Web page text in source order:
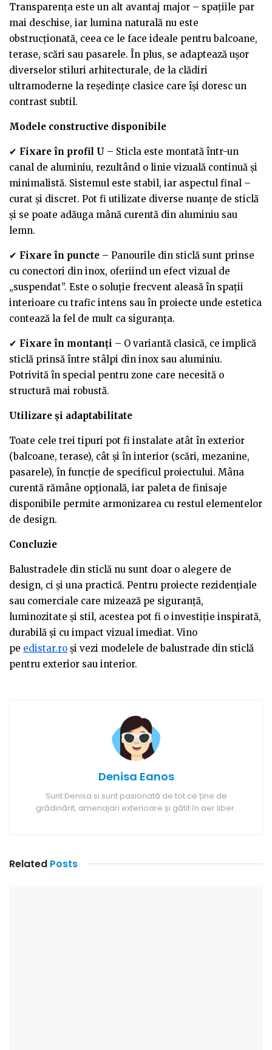
Transparența este un alt avantaj major – spațiile par
mai deschise, iar lumina naturală nu este
obstrucționată, ceea ce le face ideale pentru balcoane,
terase, scări sau pasarele. În plus, se adaptează ușor
diverselor stiluri arhitecturale, de la clădiri
ultramoderne la reședințe clasice care își doresc un
contrast subtil.
Modele constructive disponibile
✔ Fixare în profil U – Sticla este montată într-un
canal de aluminiu, rezultând o linie vizuală continuă și
minimalistă. Sistemul este stabil, iar aspectul final –
curat și discret. Pot fi utilizate diverse nuanțe de sticlă
și se poate adăuga mână curentă din aluminiu sau
lemn.
✔ Fixare în puncte – Panourile din sticlă sunt prinse
cu conectori din inox, oferiind un efect vizual de
„suspendat”. Este o soluție frecvent aleasă în spații
interioare cu trafic intens sau în proiecte unde estetica
contează la fel de mult ca siguranța.
✔ Fixare în montanți – O variantă clasică, ce implică
sticlă prinsă între stâlpi din inox sau aluminiu.
Potrivită în special pentru zone care necesită o
structură mai robustă.
Utilizare și adaptabilitate
Toate cele trei tipuri pot fi instalate atât în exterior
(balcoane, terase), cât și în interior (scări, mezanine,
pasarele), în funcție de specificul proiectului. Mâna
curentă rămâne opțională, iar paleta de finisaje
disponibile permite armonizarea cu restul elementelor
de design.
Concluzie
Balustradele din sticlă nu sunt doar o alegere de
design, ci și una practică. Pentru proiecte rezidențiale
sau comerciale care mizează pe siguranță,
luminozitate și stil, acestea pot fi o investiție inspirată,
durabilă și cu impact vizual imediat. Vino
pe edistar.ro și vezi modelele de balustrade din sticlă
pentru exterior sau interior.
Denisa Eanos
Sunt Denisa si sunt pasionată de tot ce ține de
grădinărit, amenajari exterioare și gătit în aer liber.
Related Posts